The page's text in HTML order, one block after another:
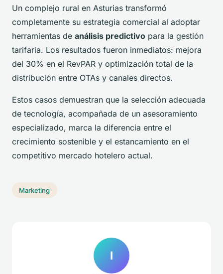
Un complejo rural en Asturias transformó
completamente su estrategia comercial al adoptar
herramientas de análisis predictivo para la gestión
tarifaria. Los resultados fueron inmediatos: mejora
del 30% en el RevPAR y optimización total de la
distribución entre OTAs y canales directos.
Estos casos demuestran que la selección adecuada
de tecnología, acompañada de un asesoramiento
especializado, marca la diferencia entre el
crecimiento sostenible y el estancamiento en el
competitivo mercado hotelero actual.
Marketing
I